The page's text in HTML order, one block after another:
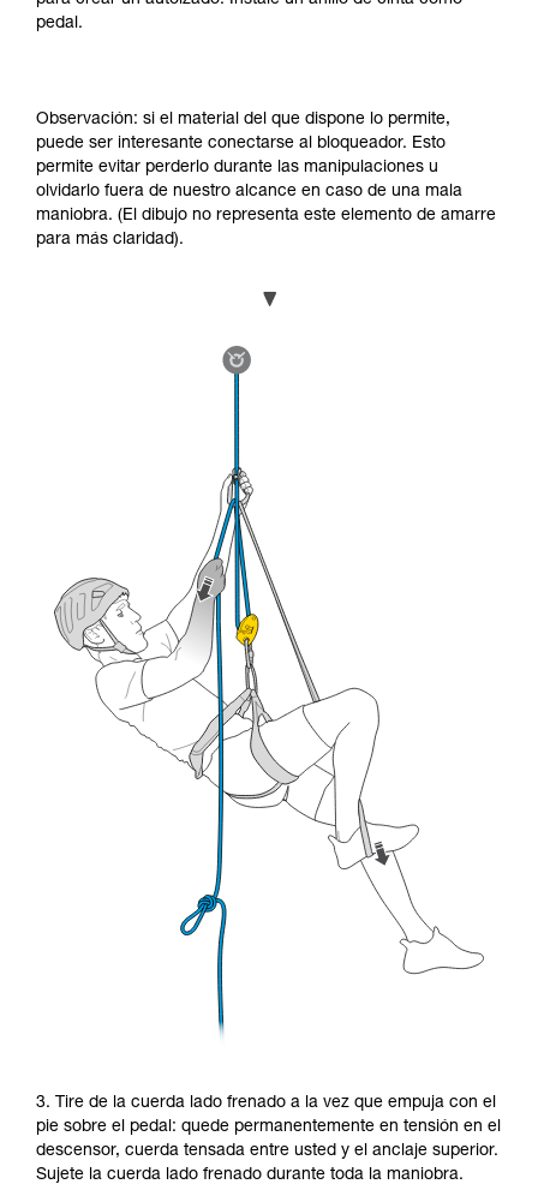
pedal.
Observación: si el material del que dispone lo permite,
puede ser interesante conectarse al bloqueador. Esto
permite evitar perderlo durante las manipulaciones u
olvidarlo fuera de nuestro alcance en caso de una mala
maniobra. (El dibujo no representa este elemento de amarre
para más claridad).
3. Tire de la cuerda lado frenado a la vez que empuja con el
pie sobre el pedal: quede permanentemente en tensión en el
descensor, cuerda tensada entre usted y el anclaje superior.
Sujete la cuerda lado frenado durante toda la maniobra.